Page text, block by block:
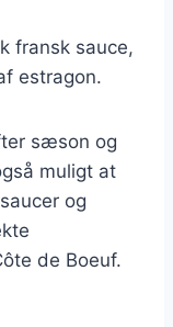
fransk sauce,
estragon.
sæson og
muligt at
og
de Boeuf.